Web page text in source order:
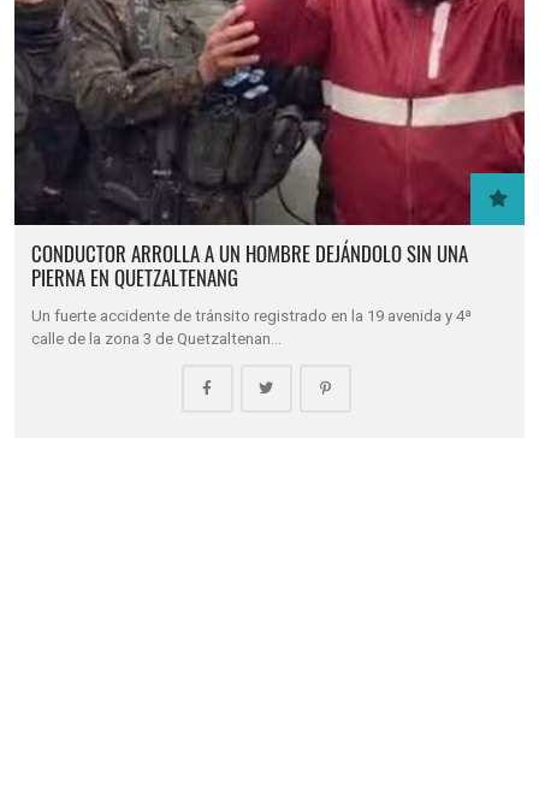
CONDUCTOR ARROLLA A UN HOMBRE DEJÁNDOLO SIN UNA
PIERNA EN QUETZALTENANG
Un fuerte accidente de tránsito registrado en la 19 avenida y 4ª
calle de la zona 3 de Quetzaltenan…